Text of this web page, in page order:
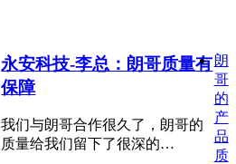
永安科技-李总：朗哥质量有
保障
我们与朗哥合作很久了，朗哥的
质量给我们留下了很深的…
朗
哥
的
产
品
质